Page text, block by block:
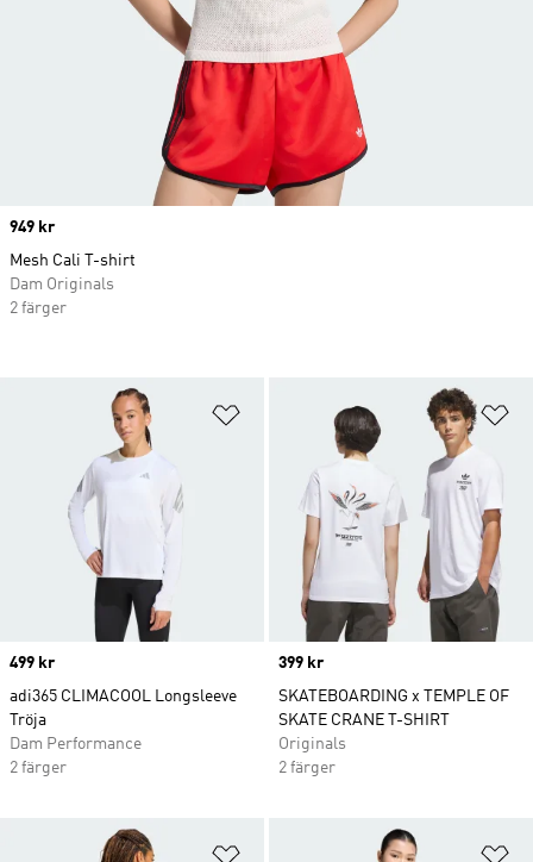
Lägg till på önskelistan
Price
499 kr
adi365 CLIMACOOL Longsleeve
Tröja
Dam Performance
2 färger
Price
399 kr
SKATEBOARDING x TEMPLE OF
SKATE CRANE T-SHIRT
Originals
2 färger
Lägg till på önskelistan
Price
949 kr
Mesh Cali T-shirt
Dam Originals
2 färger